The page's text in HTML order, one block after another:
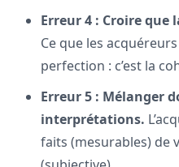
Erreur 4 : Croire
Ce que les
perfection : c’est la
Erreur 5 : Mélanger
interprétations.
faits (mesurables) de